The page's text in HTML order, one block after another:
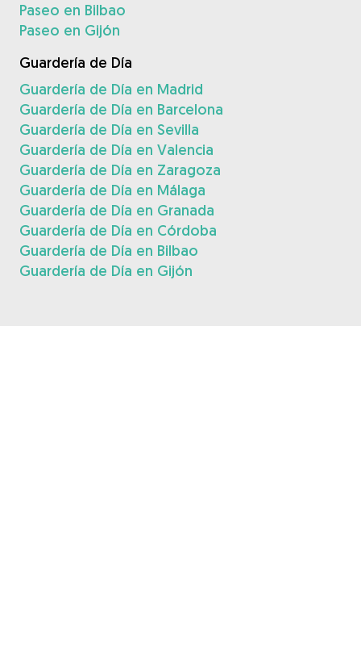
Paseo en Bilbao
Paseo en Gijón
Guardería de Día
Guardería de Día en Madrid
Guardería de Día en Barcelona
Guardería de Día en Sevilla
Guardería de Día en Valencia
Guardería de Día en Zaragoza
Guardería de Día en Málaga
Guardería de Día en Granada
Guardería de Día en Córdoba
Guardería de Día en Bilbao
Guardería de Día en Gijón